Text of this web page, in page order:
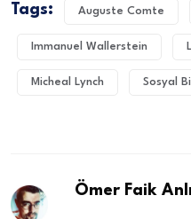
Tags: Auguste Comte
Immanuel Wallerstein
Micheal Lynch Sosyal
Ömer Faik Anlı